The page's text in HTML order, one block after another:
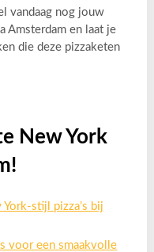
vandaag nog jouw
Amsterdam en laat je
die deze pizzaketen
New York
stijl pizza’s bij
voor een smaakvolle